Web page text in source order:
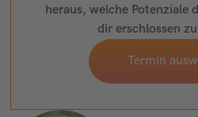
heraus, welche Potenziale
dir erschlossen
Termin